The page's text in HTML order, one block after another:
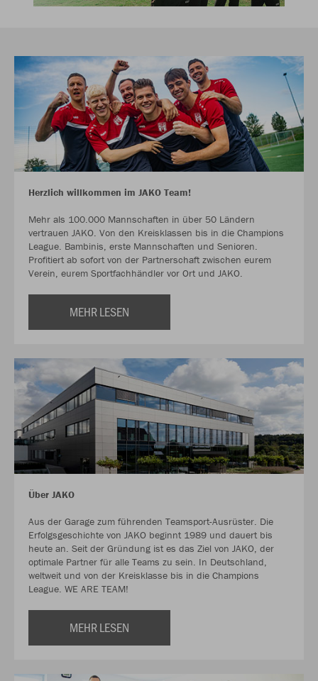
Herzlich willkommen im JAKO Team!
Mehr als 100.000 Mannschaften in über 50 Ländern
vertrauen JAKO. Von den Kreisklassen bis in die Champions
League. Bambinis, erste Mannschaften und Senioren.
Profitiert ab sofort von der Partnerschaft zwischen eurem
Verein, eurem Sportfachhändler vor Ort und JAKO.
MEHR LESEN
Über JAKO
Aus der Garage zum führenden Teamsport-Ausrüster. Die
Erfolgsgeschichte von JAKO beginnt 1989 und dauert bis
heute an. Seit der Gründung ist es das Ziel von JAKO, der
optimale Partner für alle Teams zu sein. In Deutschland,
weltweit und von der Kreisklasse bis in die Champions
League. WE ARE TEAM!
MEHR LESEN